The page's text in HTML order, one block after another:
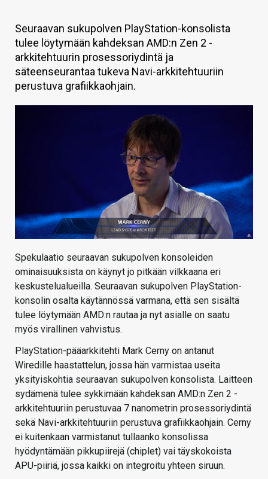
HINTA.FI
KAUPPA
VAIHDA TEEMA
Seuraavan sukupolven PlayStation-konsolista
tulee löytymään kahdeksan AMD:n Zen 2 -
arkkitehtuurin prosessoriydintä ja
säteenseurantaa tukeva Navi-arkkitehtuuriin
perustuva grafiikkaohjain.
Spekulaatio seuraavan sukupolven konsoleiden
ominaisuuksista on käynyt jo pitkään vilkkaana eri
keskustelualueilla. Seuraavan sukupolven PlayStation-
konsolin osalta käytännössä varmana, että sen sisältä
tulee löytymään AMD:n rautaa ja nyt asialle on saatu
myös virallinen vahvistus.
PlayStation-pääarkkitehti Mark Cerny on antanut
Wiredille haastattelun, jossa hän varmistaa useita
yksityiskohtia seuraavan sukupolven konsolista. Laitteen
sydämenä tulee sykkimään kahdeksan AMD:n Zen 2 -
arkkitehtuuriin perustuvaa 7 nanometrin prosessoriydintä
sekä Navi-arkkitehtuuriin perustuva grafiikkaohjain. Cerny
ei kuitenkaan varmistanut tullaanko konsolissa
hyödyntämään pikkupiirejä (chiplet) vai täyskokoista
APU-piiriä, jossa kaikki on integroitu yhteen siruun.